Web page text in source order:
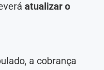
atualizar o
a cobrança